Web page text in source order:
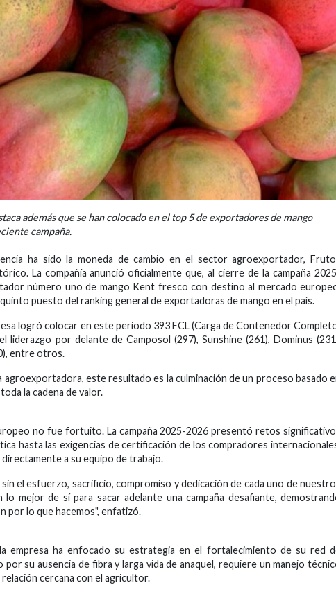
además que se han colocado en el top 5 de exportadores de mango
campaña.
ha sido la moneda de cambio en el sector agroexportador,
La compañía anunció oficialmente que, al cierre de la campaña
número uno de mango Kent fresco con destino al mercado
puesto del ranking general de exportadoras de mango en el país.
logró colocar en este periodo 393 FCL (Carga de Contenedor
liderazgo por delante de Camposol (297), Sunshine (261), Dominus
entre otros.
agroexportadora, este resultado es la culminación de un proceso basado
la cadena de valor.
no fue fortuito. La campaña 2025-2026 presentó retos
hasta las exigencias de certificación de los compradores
a su equipo de trabajo.
el esfuerzo, sacrificio, compromiso y dedicación de cada uno de
mejor de sí para sacar adelante una campaña desafiante,
por lo que hacemos", enfatizó.
empresa ha enfocado su estrategia en el fortalecimiento de su red
su ausencia de fibra y larga vida de anaquel, requiere un manejo
cercana con el agricultor.